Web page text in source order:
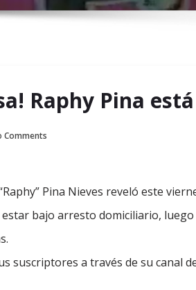
r
u
Raphy Pina
Comments
Pina Nieves reveló este
bajo arresto domiciliario,
suscriptores a través de su canal